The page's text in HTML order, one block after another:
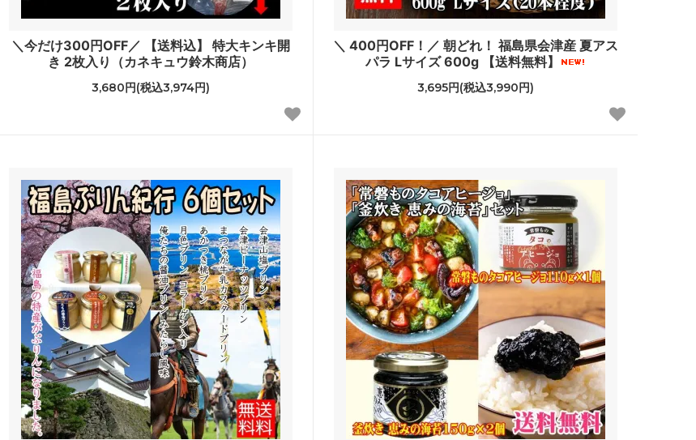
＼今だけ300円OFF／ 【送料込】 特大キンキ開
き 2枚入り（カネキュウ鈴木商店）
3,680円(税込3,974円)
＼ 400円OFF！／ 朝どれ！ 福島県会津産 夏アス
パラ Lサイズ 600g 【送料無料】
3,695円(税込3,990円)